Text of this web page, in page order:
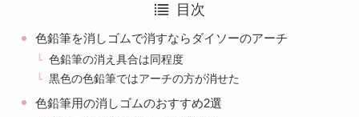
目次
色鉛筆を消しゴムで消すならダイソーのアーチ
色鉛筆の消え具合は同程度
黒色の色鉛筆ではアーチの方が消せた
色鉛筆用の消しゴムのおすすめ2選